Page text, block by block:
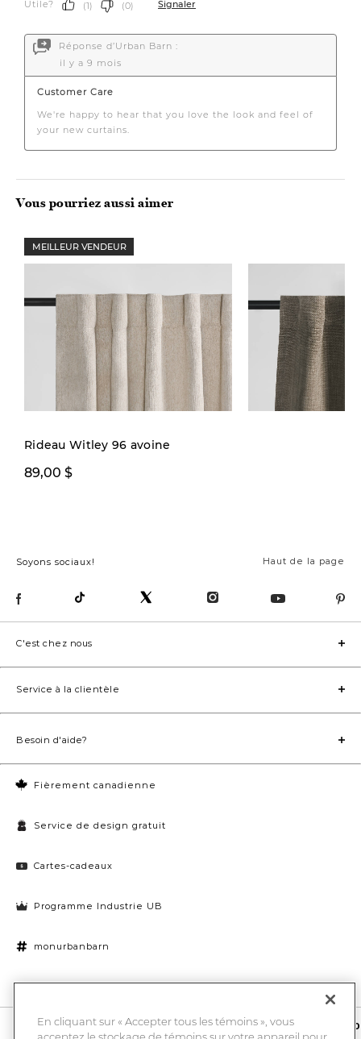
Vous pourriez aussi aimer
MEILLEUR VENDEUR
Rideau Witley 96 avoine
89,00 $
Haut de la page
Soyons sociaux!
Fièrement canadienne
Service de design gratuit
Cartes-cadeaux
Programme Industrie UB
monurbanbarn
Paramètres des témoins
C'est chez nous
Service à la clientèle
Besoin d'aide?
10 % de rabais et la chance de gagner une carte-cadeau UB de 1000
En cliquant sur « Accepter tous les témoins », vous